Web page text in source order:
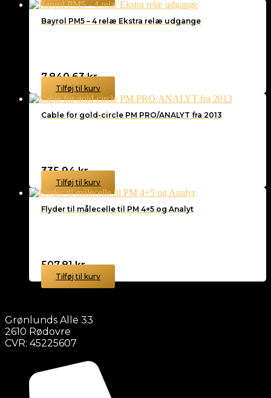
Bayrol PM5 – 4 relæ Ekstra relæ udgange
7.840,63kr.
Tilføj til kurv
Cable for gold-circle PM PRO/ANALYT fra 2013
335,94kr.
Tilføj til kurv
Flyder til målecelle til PM 4+5 og Analyt
507,81kr.
Tilføj til kurv
Grønlunds Alle 33
2610 Rødovre
CVR: 45225607